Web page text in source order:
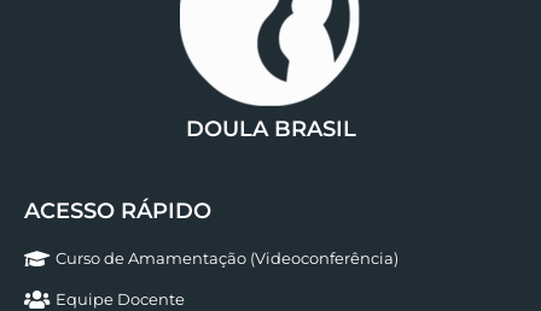
DOULA BRASIL
ACESSO RÁPIDO
Curso de Amamentação (Videoconferência)
Equipe Docente